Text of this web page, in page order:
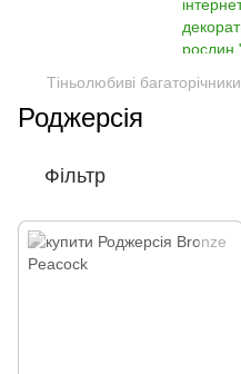
Тіньолюбиві багаторічники
Роджерсія
Фільтр